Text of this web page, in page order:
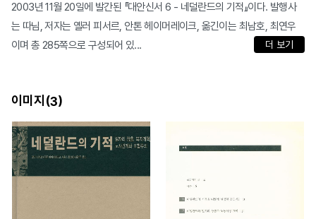
2003년 11월 20일에 발간된 『대안신서 6 - 네덜란드의 기적』이다. 발행사
는 따님, 저자는 옐러 피서르, 안톤 헤이머레이크, 옮긴이는 최남호, 최연우
이며 총 285쪽으로 구성되어 있...
더 보기
이미지(3)